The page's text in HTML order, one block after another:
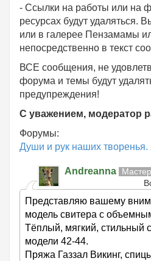
- Ссылки на работы или на
ресурсах будут удаляться.
или в галерее Пензамамы
непосредственно в текст
ВСЕ сообщения, не
форума и темы будут
предупреждения!
С уважением, модератор
Форумы:
Души и рук наших творенья.
Andreanna
Представляю вашему
модель свитера с
Тёплый, мягкий, стильный
модели 42-44.
Пряжа Газзал Викинг,